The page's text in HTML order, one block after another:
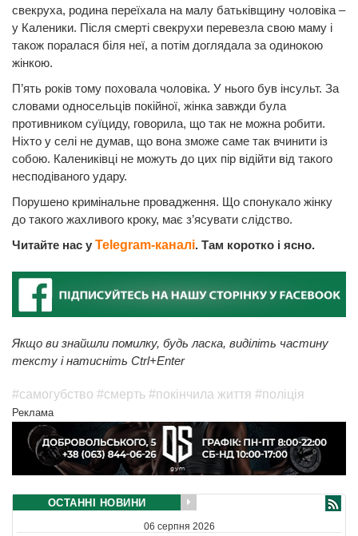
свекруха, родина переїхала на малу батьківщину чоловіка –
у Каленики. Після смерті свекрухи перевезла свою маму і
також поралася біля неї, а потім доглядала за одинокою
жінкою.
П’ять років тому поховала чоловіка. У нього був інсульт. За
словами односельців покійної, жінка завжди була
противником суїциду, говорила, що так не можна робити.
Ніхто у селі не думав, що вона зможе саме так вчинити із
собою. Калениківці не можуть до цих пір відійти від такого
несподіваного удару.
Порушено кримінальне провадження. Що спонукало жінку
до такого жахливого кроку, має з’ясувати слідство.
Читайте нас у Telegram-каналі. Там коротко і ясно.
Якщо ви знайшли помилку, будь ласка, виділіть частину
тексту і натисніть Ctrl+Enter
#самогубство #смерть #покінчила життя #поліція
Реклама
ОСТАННІ НОВИНИ
06 серпня 2026